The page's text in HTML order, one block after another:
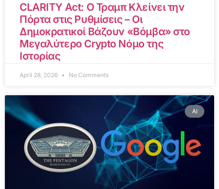
CLARITY Act: Ο Τραμπ Κλείνει την
Πόρτα στις Ρυθμίσεις – Οι
Δημοκρατικοί Βάζουν «Βόμβα» στο
Μεγαλύτερο Crypto Νόμο της
Ιστορίας
April 28, 2026 No Comments
AI